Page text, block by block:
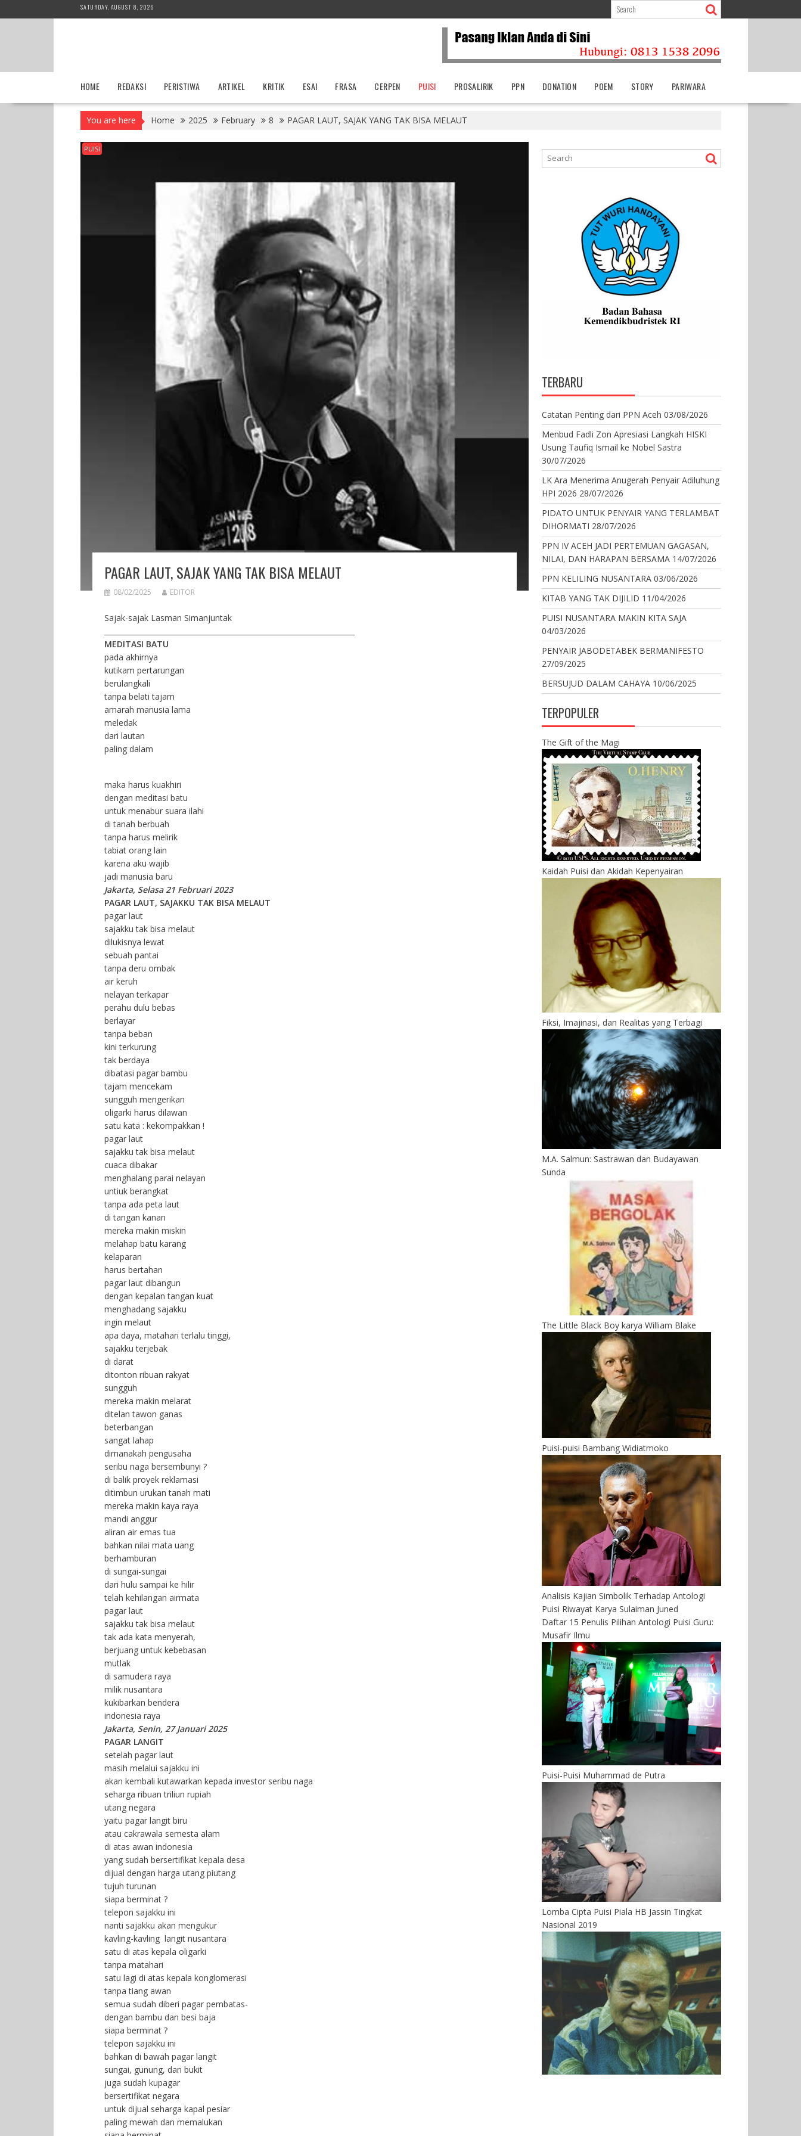
to
SATURDAY, AUGUST 8, 2026
HOME REDAKSI PERISTIWA ARTIKEL KRITIK ESAI FRASA CERPEN PUISI PROSALIRIK PPN DONATION POEM STORY PARIWARA
You are here Home 2025 February 8 PAGAR LAUT, SAJAK YANG TAK BISA MELAUT
PUISI
PAGAR LAUT, SAJAK YANG TAK BISA MELAUT
08/02/2025 EDITOR
Sajak-sajak Lasman Simanjuntak
MEDITASI BATU
pada akhirnya
kutikam pertarungan
berulangkali
tanpa belati tajam
amarah manusia lama
meledak
dari lautan
paling dalam
maka harus kuakhiri
dengan meditasi batu
untuk menabur suara ilahi
di tanah berbuah
tanpa harus melirik
tabiat orang lain
karena aku wajib
jadi manusia baru
Jakarta, Selasa 21 Februari 2023
PAGAR LAUT, SAJAKKU TAK BISA MELAUT
pagar laut
sajakku tak bisa melaut
dilukisnya lewat
sebuah pantai
tanpa deru ombak
air keruh
nelayan terkapar
perahu dulu bebas
berlayar
tanpa beban
kini terkurung
tak berdaya
dibatasi pagar bambu
tajam mencekam
sungguh mengerikan
oligarki harus dilawan
satu kata : kekompakkan !
pagar laut
sajakku tak bisa melaut
cuaca dibakar
menghalang parai nelayan
untiuk berangkat
tanpa ada peta laut
di tangan kanan
mereka makin miskin
melahap batu karang
kelaparan
harus bertahan
pagar laut dibangun
dengan kepalan tangan kuat
menghadang sajakku
ingin melaut
apa daya, matahari terlalu tinggi,
sajakku terjebak
di darat
ditonton ribuan rakyat
sungguh
mereka makin melarat
ditelan tawon ganas
beterbangan
sangat lahap
dimanakah pengusaha
seribu naga bersembunyi ?
di balik proyek reklamasi
ditimbun urukan tanah mati
mereka makin kaya raya
mandi anggur
aliran air emas tua
bahkan nilai mata uang
berhamburan
di sungai-sungai
dari hulu sampai ke hilir
telah kehilangan airmata
pagar laut
sajakku tak bisa melaut
tak ada kata menyerah,
berjuang untuk kebebasan
mutlak
di samudera raya
milik nusantara
kukibarkan bendera
indonesia raya
Jakarta, Senin, 27 Januari 2025
PAGAR LANGIT
setelah pagar laut
masih melalui sajakku ini
akan kembali kutawarkan kepada investor seribu naga
seharga ribuan triliun rupiah
utang negara
yaitu pagar langit biru
atau cakrawala semesta alam
di atas awan indonesia
yang sudah bersertifikat kepala desa
dijual dengan harga utang piutang
tujuh turunan
siapa berminat ?
telepon sajakku ini
nanti sajakku akan mengukur
kavling-kavling langit nusantara
satu di atas kepala oligarki
tanpa matahari
satu lagi di atas kepala konglomerasi
tanpa tiang awan
semua sudah diberi pagar pembatas-
dengan bambu dan besi baja
siapa berminat ?
telepon sajakku ini
bahkan di bawah pagar langit
sungai, gunung, dan bukit
juga sudah kupagar
bersertifikat negara
untuk dijual seharga kapal pesiar
paling mewah dan memalukan
TERBARU
Catatan Penting dari PPN Aceh 03/08/2026
Menbud Fadli Zon Apresiasi Langkah HISKI
Usung Taufiq Ismail ke Nobel Sastra
30/07/2026
LK Ara Menerima Anugerah Penyair Adiluhung
HPI 2026 28/07/2026
PIDATO UNTUK PENYAIR YANG TERLAMBAT
DIHORMATI 28/07/2026
PPN IV ACEH JADI PERTEMUAN GAGASAN,
NILAI, DAN HARAPAN BERSAMA 14/07/2026
PPN KELILING NUSANTARA 03/06/2026
KITAB YANG TAK DIJILID 11/04/2026
PUISI NUSANTARA MAKIN KITA SAJA
04/03/2026
PENYAIR JABODETABEK BERMANIFESTO
27/09/2025
BERSUJUD DALAM CAHAYA 10/06/2025
TERPOPULER
The Gift of the Magi
Kaidah Puisi dan Akidah Kepenyairan
Fiksi, Imajinasi, dan Realitas yang Terbagi
M.A. Salmun: Sastrawan dan Budayawan
Sunda
The Little Black Boy karya William Blake
Puisi-puisi Bambang Widiatmoko
Analisis Kajian Simbolik Terhadap Antologi
Puisi Riwayat Karya Sulaiman Juned
Daftar 15 Penulis Pilihan Antologi Puisi Guru:
Musafir Ilmu
Puisi-Puisi Muhammad de Putra
Lomba Cipta Puisi Piala HB Jassin Tingkat
Nasional 2019